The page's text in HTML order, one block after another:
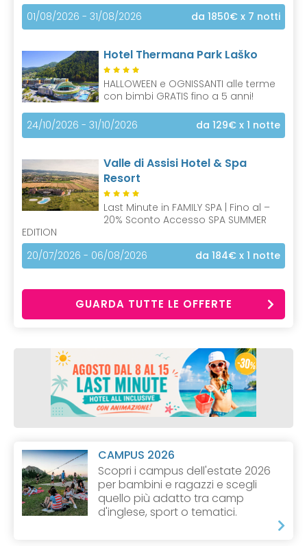
01/08/2026 - 31/08/2026 da 1850€ x 7 notti
Hotel Thermana Park Laško
HALLOWEEN e OGNISSANTI alle terme
con bimbi GRATIS fino a 5 anni!
24/10/2026 - 31/10/2026 da 129€ x 1 notte
Valle di Assisi Hotel & Spa
Resort
Last Minute in FAMILY SPA | Fino al –
20% Sconto Accesso SPA SUMMER
EDITION
20/07/2026 - 06/08/2026
da 184€ x 1 notte
GUARDA TUTTE LE OFFERTE
CAMPUS 2026
Scopri i campus dell'estate 2026
per bambini e ragazzi e scegli
quello più adatto tra camp
d'inglese, sport o tematici.